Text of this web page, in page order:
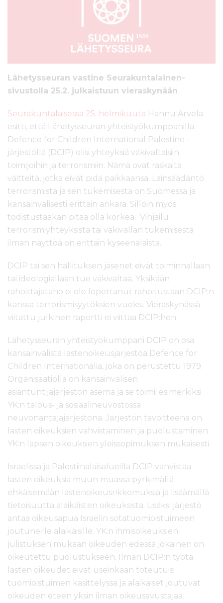
Lähetysseuran vastine Seurakuntalainen-
sivustolla 25.2. julkaistuun vieraskynään
Seurakuntalaisessa 25. helmikuuta Hannu Arvela
esitti, että Lähetysseuran yhteistyökumppanilla
Defence for Children International Palestine -
järjestöllä (DCIP) olisi yhteyksiä väkivaltaisiin
toimijoihin ja terrorismiin. Nämä ovat raskaita
väitteitä, jotka eivät pidä paikkaansa. Lainsäädäntö
terrorismista ja sen tukemisesta on Suomessa ja
kansainvälisesti erittäin ankara. Silloin myös
todistustaakan pitää olla korkea. Vihjailu
terrorismiyhteyksistä tai väkivallan tukemisesta
ilman näyttöä on erittäin kyseenalaista.
DCIP tai sen hallituksen jäsenet eivät toiminnallaan
tai ideologiallaan tue väkivaltaa. Yksikään
rahoittajataho ei ole lopettanut rahoitustaan DCIP:n
kanssa terrorismisyytöksien vuoksi. Vieraskynässä
viitattu julkinen raportti ei viittaa DCIP:hen.
Lähetysseuran yhteistyökumppani DCIP on osa
kansainvälistä lastenoikeusjärjestöä Defence for
Children Internationalia, joka on perustettu 1979.
Organisaatiolla on kansainvälisen
asiantuntijajärjestön asema ja se toimii esimerkiksi
YK:n talous- ja sosiaalineuvostossa
neuvonantajajärjestönä. Järjestön tavoitteena on
lasten oikeuksien vahvistaminen ja puolustaminen
YK:n lapsen oikeuksien yleissopimuksen mukaisesti.
Israelissa ja Palestiinalaisalueilla DCIP vahvistaa
lasten oikeuksia muun muassa pyrkimällä
ehkäisemään lastenoikeusrikkomuksia ja lisäämällä
tietoisuutta alaikäisten oikeuksista. Lisäksi järjestö
antaa oikeusapua Israelin sotatuomioistuimeen
joutuneille alaikäisille. YK:n ihmisoikeuksien
julistuksen mukaan oikeuden edessä jokainen on
oikeutettu puolustukseen. Ilman DCIP:n työtä
lasten oikeudet eivät useinkaan toteutuisi
tuomioistuimen käsittelyssä ja alaikäiset joutuvat
oikeuden eteen yksin ilman oikeusavustajaa.